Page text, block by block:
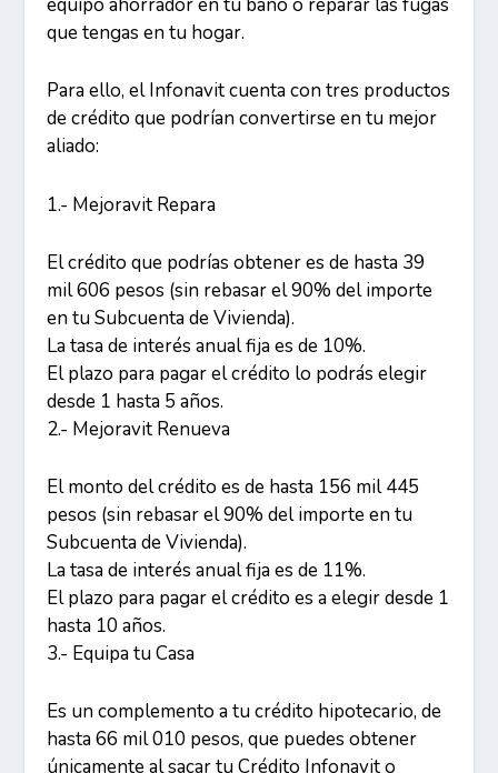
equipo ahorrador en tu baño o reparar las fugas
que tengas en tu hogar.
Para ello, el Infonavit cuenta con tres productos
de crédito que podrían convertirse en tu mejor
aliado:
1.- Mejoravit Repara
El crédito que podrías obtener es de hasta 39
mil 606 pesos (sin rebasar el 90% del importe
en tu Subcuenta de Vivienda).
La tasa de interés anual fija es de 10%.
El plazo para pagar el crédito lo podrás elegir
desde 1 hasta 5 años.
2.- Mejoravit Renueva
El monto del crédito es de hasta 156 mil 445
pesos (sin rebasar el 90% del importe en tu
Subcuenta de Vivienda).
La tasa de interés anual fija es de 11%.
El plazo para pagar el crédito es a elegir desde 1
hasta 10 años.
3.- Equipa tu Casa
Es un complemento a tu crédito hipotecario, de
hasta 66 mil 010 pesos, que puedes obtener
únicamente al sacar tu Crédito Infonavit o